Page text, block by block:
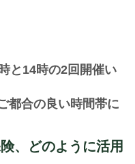
と14時の2回開催い
都合の良い時間帯に
、どのように活用